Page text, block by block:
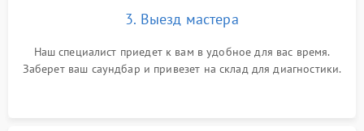
3. Выезд мастера
Наш специалист приедет к вам в удобное для вас время.
Заберет ваш саундбар и привезет на склад для диагностики.